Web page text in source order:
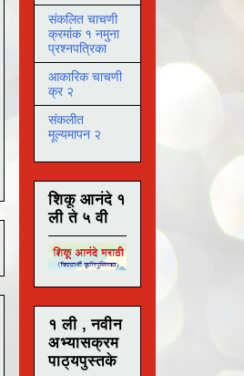
संकलित चाचणी
क्रमांक १ नमुना
प्रश्नपत्रिका
आकारिक चाचणी
क्र २
संकलीत
मूल्यमापन २
शिकू आनंदे १
ली ते ५ वी
१ ली , नवीन
अभ्यासक्रम
पाठ्यपुस्तके